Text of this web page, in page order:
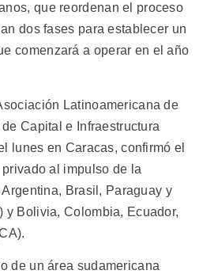
que reordenan el proceso
dos fases para establecer un
comenzará a operar en el año
Latinoamericana de
Capital e Infraestructura
lunes en Caracas, confirmó el
al impulso de la
Brasil, Paraguay y
y Bolivia, Colombia, Ecuador,
de un área sudamericana